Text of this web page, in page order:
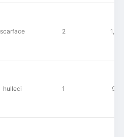
scarface 2 1,178
hulleci 1 960